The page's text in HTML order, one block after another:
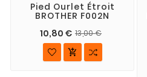
Pied Ourlet Étroit
BROTHER F002N
10,80 € 13,00 €
